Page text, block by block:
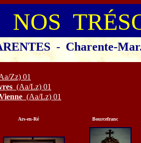
NOS
- Charente-Mar
le
Zz) 01
(Aa/Lz) 01
(Aa/Lz) 01
Ars-en-Ré Bourcefranc